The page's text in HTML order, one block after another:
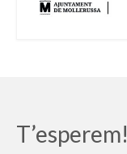
T’esperem!